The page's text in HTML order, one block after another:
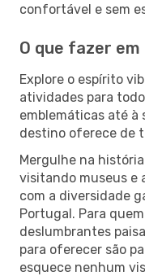
confortável e sem
O que fazer
Explore o espírito
atividades para
emblemáticas até à
destino oferece de
Mergulhe na
visitando museus e
com a diversidade
Portugal. Para
deslumbrantes
para oferecer são
esquece nenhum